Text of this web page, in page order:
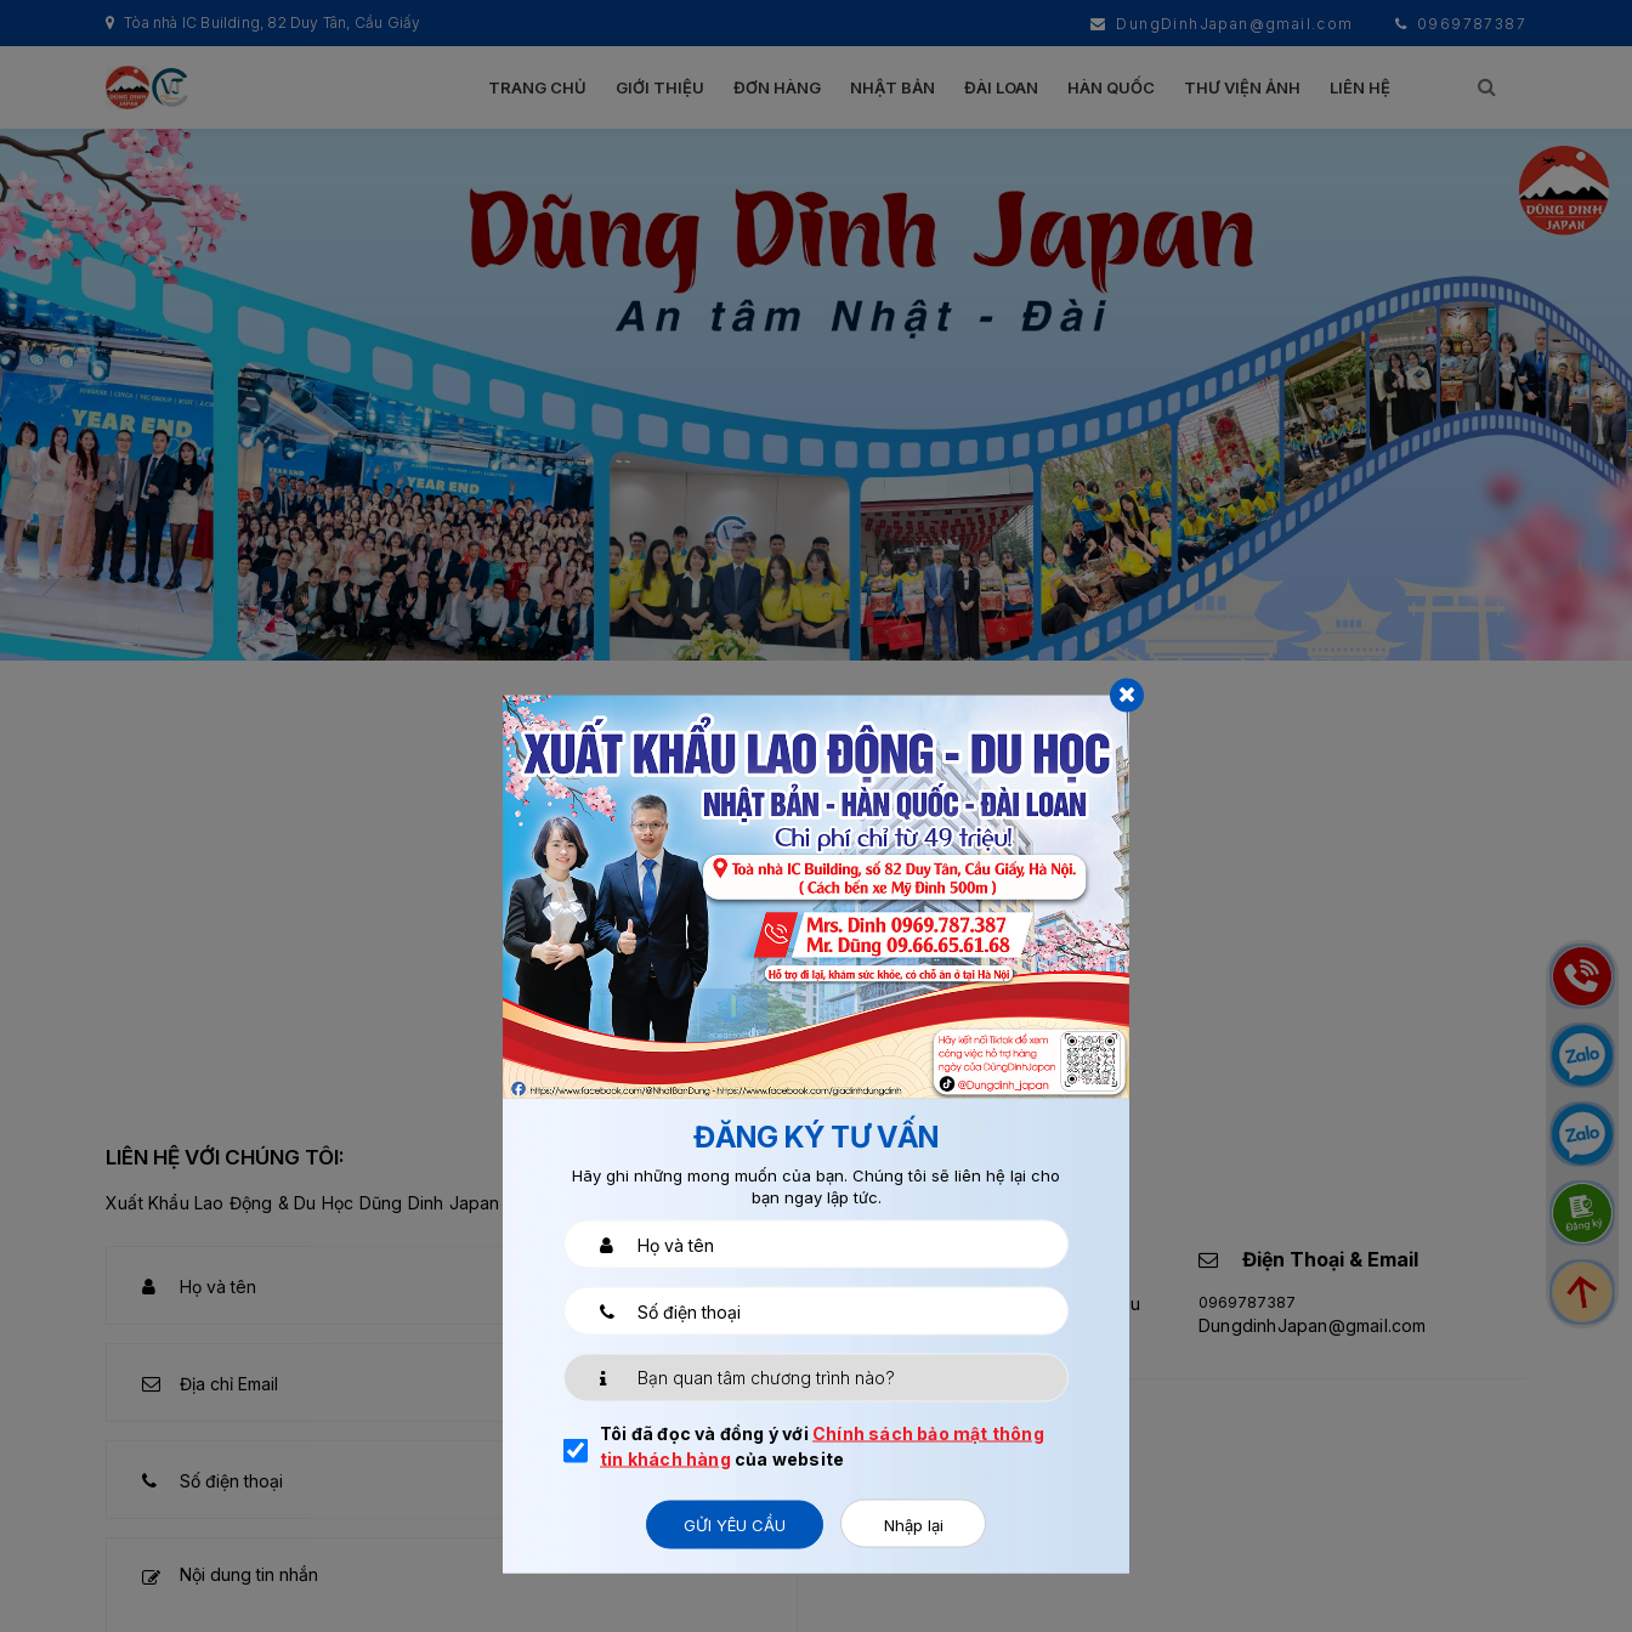
Tòa nhà IC Building, 82 Duy Tân, Cầu Giấy DungDinhJapan@gmail.com 0969787387
TRANG CHỦ GIỚI THIỆU ĐƠN HÀNG NHẬT BẢN ĐÀI LOAN HÀN QUỐC THƯ VIỆN ẢNH LIÊN HỆ
LIÊN HỆ VỚI CHÚNG TÔI:
Xuất Khẩu Lao Động & Du Học Dũng Dinh Japan
Tòa nhà IC Building, 82 Duy Tân, Cầu
Điện Thoại & Email
0969787387
DungdinhJapan@gmail.com
ĐĂNG KÝ TƯ VẤN
Hãy ghi những mong muốn của bạn. Chúng tôi sẽ liên hệ lại cho
bạn ngay lập tức.
Tôi đã đọc và đồng ý với Chính sách bảo mật thông
tin khách hàng của website
GỬI YÊU CẦU Nhập lại